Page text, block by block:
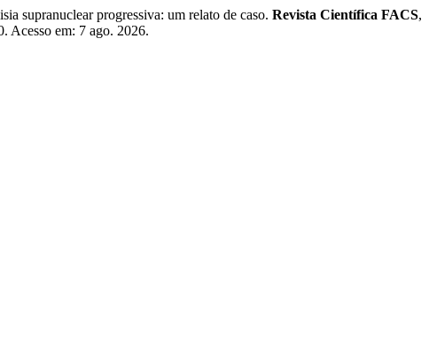
supranuclear progressiva: um relato de caso. Revista Científica FACS,
Acesso em: 7 ago. 2026.